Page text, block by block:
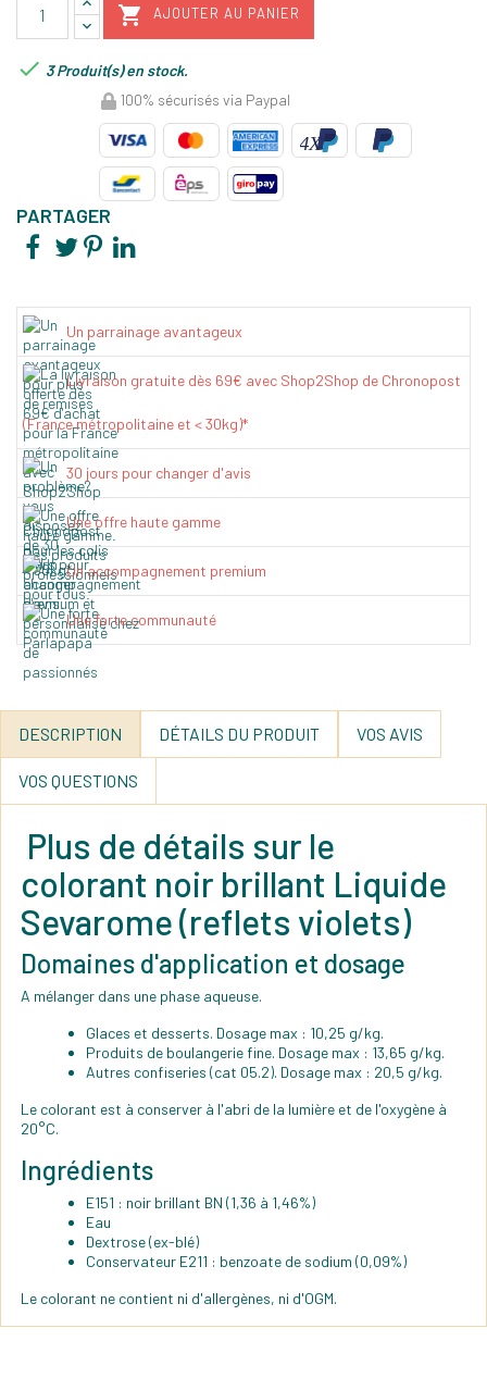
 AJOUTER AU PANIER
 3 Produit(s) en stock.
100% sécurisés via Paypal
PARTAGER
Un parrainage avantageux
Livraison gratuite dès 69€ avec Shop2Shop de Chronopost
(France métropolitaine et < 30kg)*
30 jours pour changer d'avis
Une offre haute gamme
Un accompagnement premium
Une forte communauté
DESCRIPTION DÉTAILS DU PRODUIT VOS AVIS
VOS QUESTIONS
Plus de détails sur le
colorant noir brillant Liquide
Sevarome (reflets violets)
Domaines d'application et dosage
A mélanger dans une phase aqueuse.
Glaces et desserts. Dosage max : 10,25 g/kg.
Produits de boulangerie fine. Dosage max : 13,65 g/kg.
Autres confiseries (cat 05.2). Dosage max : 20,5 g/kg.
Le colorant est à conserver à l'abri de la lumière et de l'oxygène à
20°C.
Ingrédients
E151 : noir brillant BN (1,36 à 1,46%)
Eau
Dextrose (ex-blé)
Conservateur E211 : benzoate de sodium (0,09%)
Le colorant ne contient ni d'allergènes, ni d'OGM.